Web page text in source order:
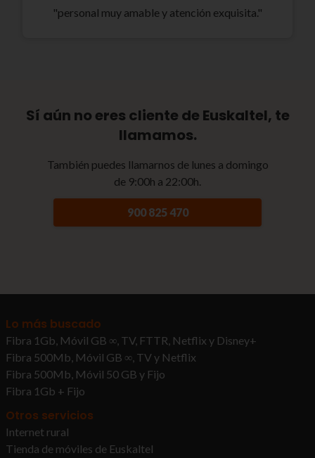
"personal muy amable y atención exquisita."
Sí aún no eres cliente de Euskaltel, te
llamamos.
También puedes llamarnos de lunes a domingo
de 9:00h a 22:00h.
900 825 470
Lo más buscado
Fibra 1Gb, Móvil GB ∞, TV, FTTR, Netflix y Disney+
Fibra 500Mb, Móvil GB ∞, TV y Netflix
Fibra 500Mb, Móvil 50 GB y Fijo
Fibra 1Gb + Fijo
Otros servicios
Internet rural
Tienda de móviles de Euskaltel